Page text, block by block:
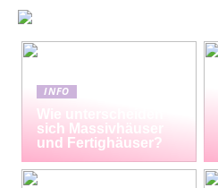
INFO
Wie unterscheiden
sich Massivhäuser
und Fertighäuser?